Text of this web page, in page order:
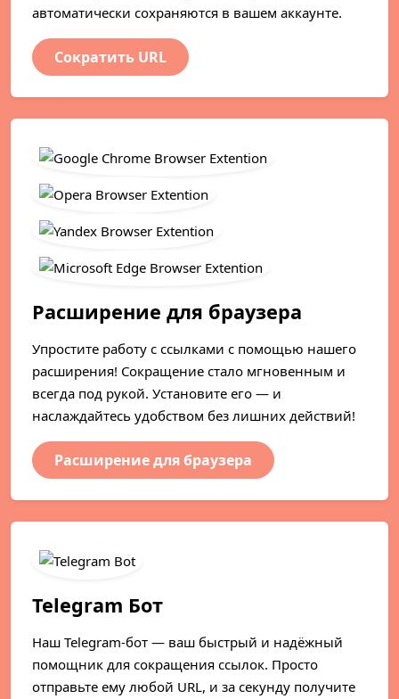
автоматически сохраняются в вашем аккаунте.
Сократить URL
Расширение для браузера
Упростите работу с ссылками с помощью нашего
расширения! Сокращение стало мгновенным и
всегда под рукой. Установите его — и
наслаждайтесь удобством без лишних действий!
Расширение для браузера
Telegram Бот
Наш Telegram-бот — ваш быстрый и надёжный
помощник для сокращения ссылок. Просто
отправьте ему любой URL, и за секунду получите